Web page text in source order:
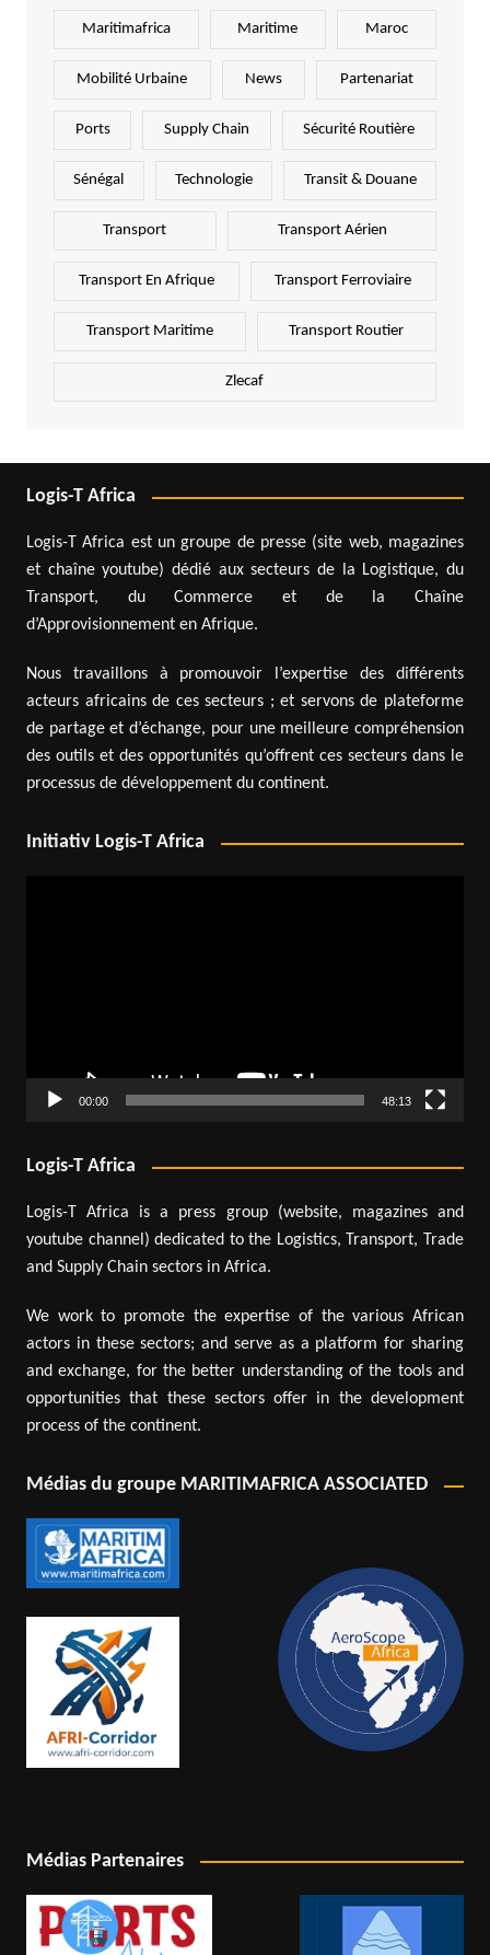
Maritimafrica Maritime Maroc
Mobilité Urbaine News Partenariat
Ports Supply Chain Sécurité Routière
Sénégal Technologie Transit & Douane
Transport Transport Aérien
Transport En Afrique Transport Ferroviaire
Transport Maritime Transport Routier
Zlecaf
Logis-T Africa
Logis-T Africa est un groupe de presse (site web, magazines
et chaîne youtube) dédié aux secteurs de la Logistique, du
Transport, du Commerce et de la Chaîne
d’Approvisionnement en Afrique.
Nous travaillons à promouvoir l’expertise des différents
acteurs africains de ces secteurs ; et servons de plateforme
de partage et d’échange, pour une meilleure compréhension
des outils et des opportunités qu’offrent ces secteurs dans le
processus de développement du continent.
Initiativ Logis-T Africa
00:00 48:13
Logis-T Africa
Logis-T Africa is a press group (website, magazines and
youtube channel) dedicated to the Logistics, Transport, Trade
and Supply Chain sectors in Africa.
We work to promote the expertise of the various African
actors in these sectors; and serve as a platform for sharing
and exchange, for the better understanding of the tools and
opportunities that these sectors offer in the development
process of the continent.
Médias du groupe MARITIMAFRICA ASSOCIATED
Médias Partenaires